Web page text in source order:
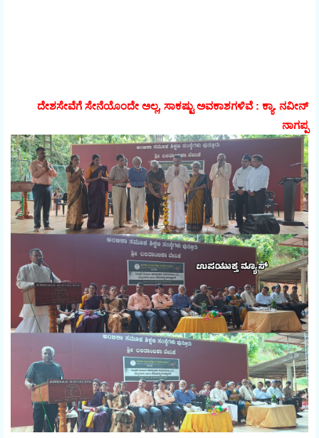
ದೇಶಸೇವೆಗೆ ಸೇನೆಯೊಂದೇ ಅಲ್ಲ, ಸಾಕಷ್ಟು ಅವಕಾಶಗಳಿವೆ : ಕ್ಯಾ. ನವೀನ್
ನಾಗಪ್ಪ